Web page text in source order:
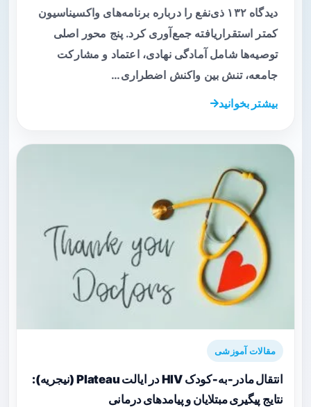
دیدگاه ۱۳۲ ذی‌نفع را درباره برنامه‌های واکسیناسیون
کمتر استقرار‌یافته جمع‌آوری کرد. پنج محور اصلی
توصیه‌ها شامل آمادگی نهادی، اعتماد و مشارکت
جامعه، تنش بین واکنش اضطراری…
بیشتر بخوانید
مقالات آموزشی
انتقال مادر‑به‑کودک HIV در ایالت Plateau (نیجریه):
نتایج پیگیری مبتلایان و پیامدهای درمانی